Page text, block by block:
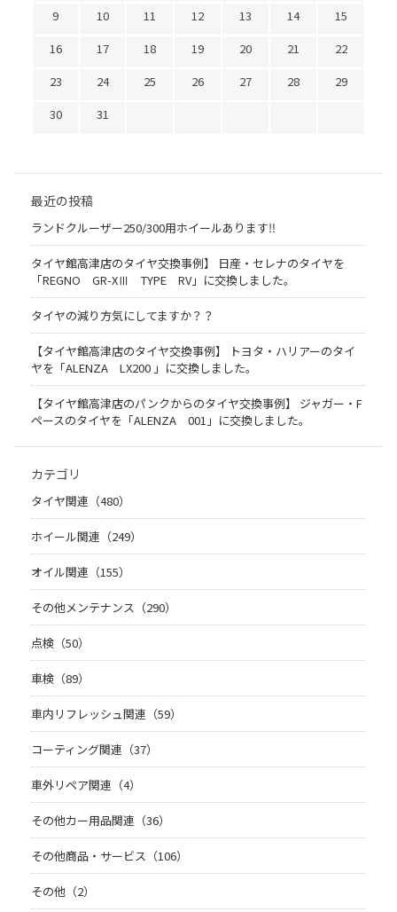
9 10 11 12 13 14
15
16
17 18 19 20 21
22
23
24 25 26 27 28
29
30
31
最近の投稿
ランドクルーザー250/300用ホイールあります‼
タイヤ館高津店のタイヤ交換事例】 日産・セレナのタイヤを
「REGNO GR-XⅢ TYPE RV」に交換しました。
タイヤの減り方気にしてますか？？
【タイヤ館高津店のタイヤ交換事例】 トヨタ・ハリアーのタイ
ヤを「ALENZA LX200 」に交換しました。
【タイヤ館高津店のパンクからのタイヤ交換事例】 ジャガー・F
ペースのタイヤを「ALENZA 001」に交換しました。
カテゴリ
タイヤ関連（480）
ホイール関連（249）
オイル関連（155）
その他メンテナンス（290）
点検（50）
車検（89）
車内リフレッシュ関連（59）
コーティング関連（37）
車外リペア関連（4）
その他カー用品関連（36）
その他商品・サービス（106）
その他（2）